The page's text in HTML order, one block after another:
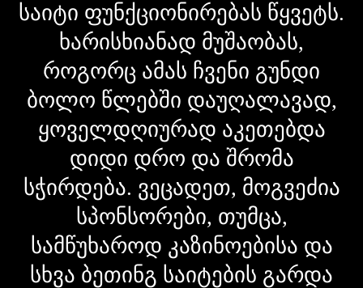
საიტი ფუნქციონირებას წყვეტს.
ხარისხიანად მუშაობას,
როგორც ამას ჩვენი გუნდი
ბოლო წლებში დაუღალავად,
ყოველდღიურად აკეთებდა
დიდი დრო და შრომა
სჭირდება. ვეცადეთ, მოგვეძია
სპონსორები, თუმცა,
სამწუხაროდ კაზინოებისა და
სხვა ბეთინგ საიტების გარდა